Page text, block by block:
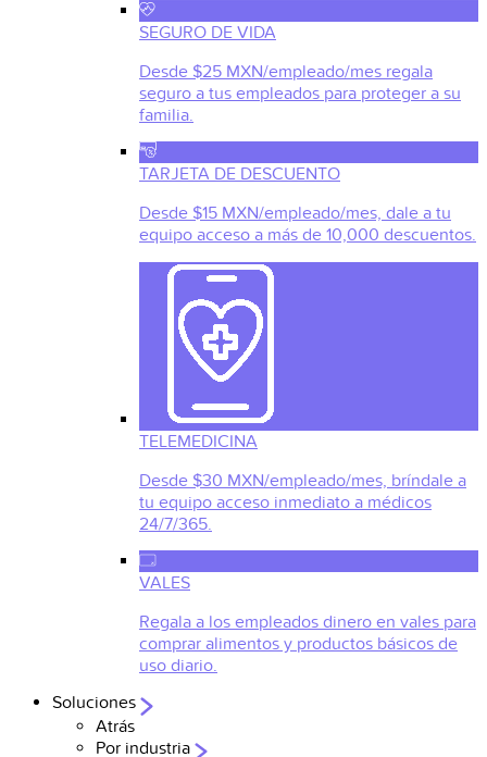
SEGURO DE VIDA
Desde $25 MXN/empleado/mes regala
seguro a tus empleados para proteger a su
familia.
TARJETA DE DESCUENTO
Desde $15 MXN/empleado/mes, dale a tu
equipo acceso a más de 10,000 descuentos.
TELEMEDICINA
Desde $30 MXN/empleado/mes, bríndale a
tu equipo acceso inmediato a médicos
24/7/365.
VALES
Regala a los empleados dinero en vales para
comprar alimentos y productos básicos de
uso diario.
Soluciones
Atrás
Por industria